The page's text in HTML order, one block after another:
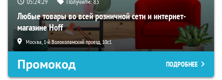
Любые товары во всей розничной сети и интернет-
магазине Hoff
Москва, 1-й Волоколамский проезд, 10с1
Промокод ПОДРОБНЕЕ